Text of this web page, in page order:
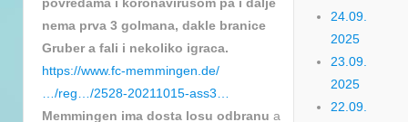
povredama i koronavirusom pa i dalje
nema prva 3 golmana, dakle branice
Gruber a fali i nekoliko igraca.
https://www.fc-memmingen.de/
…/reg…/2528-20211015-ass3…
Memmingen ima dosta losu odbranu a
24.09.
2025
23.09.
2025
22.09.